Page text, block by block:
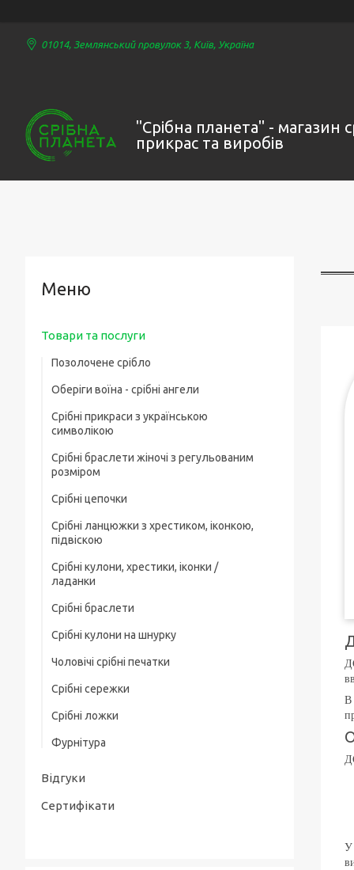
01014, Землянський провулок 3, Київ, Україна
"Срібна планета" - магазин
прикрас та виробів
В
У
Товари та послуги
Позолочене срібло
Оберіги воїна - срібні ангели
Срібні прикраси з українською
символікою
Срібні браслети жіночі з регульованим
розміром
Срібні цепочки
Чоловічі срібні цепочки
Ювелірний шнурок зі срібним замком
Жіночі цепочки срібні
Товсті срібні ланцюжки
Дитячі срібні цепочки
Срібні ланцюжки з хрестиком, іконкою,
підвіскою
Срібні цепочки з хрестиком
чи іконкою (ладанкою)
Срібні ланцюжки з кулонами / підвісками
Срібні кулони, хрестики, іконки /
ладанки
Срібні хрестики
Срібні підвіски
Срібні іконки / ладанки
Срібні браслети
Чоловічі срібні браслети
Жіночі срібні браслети
Позолочені срібні браслети
Товсті срібні браслети
Чоловічі срібні браслети з золотом
Шовкові браслети з срібними вставками
Срібні кулони на шнурку
Чоловічі срібні печатки
Чоловічі срібні печатки з чорним
золотою накладкою
Срібні каблучки спаси і збережи
Срібні сережки
Срібні ложки
Фурнітура
Відгуки
Сертифікати